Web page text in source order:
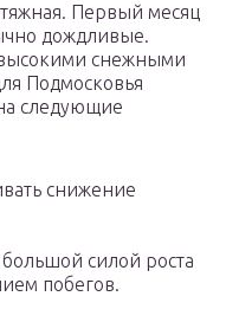
Первый месяц
дождливые.
снежными
Подмосковья
следующие
снижение
большой силой роста
побегов.